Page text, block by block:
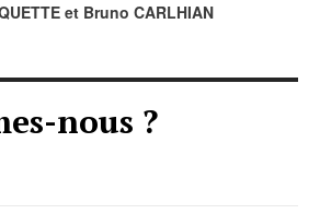
et Bruno CARLHIAN
nous ?